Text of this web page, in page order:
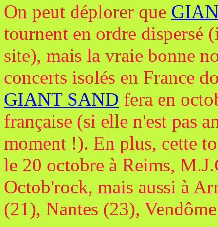
On peut déplorer que
tournent en ordre dispersé
site), mais la vraie bonne
concerts isolés en France
GIANT SAND fera en
française (si elle n'est pas
moment !). En plus, cette
le 20 octobre à Reims,
Octob'rock, mais aussi à
(21), Nantes (23),